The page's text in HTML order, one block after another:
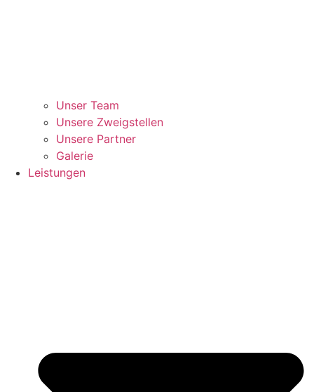
Unser Team
Unsere Zweigstellen
Unsere Partner
Galerie
Leistungen